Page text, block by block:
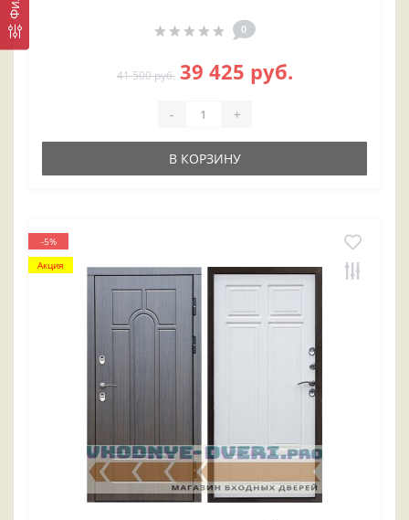
0
41 500 руб. 39 425 руб.
- +
В КОРЗИНУ
-5%
Акция